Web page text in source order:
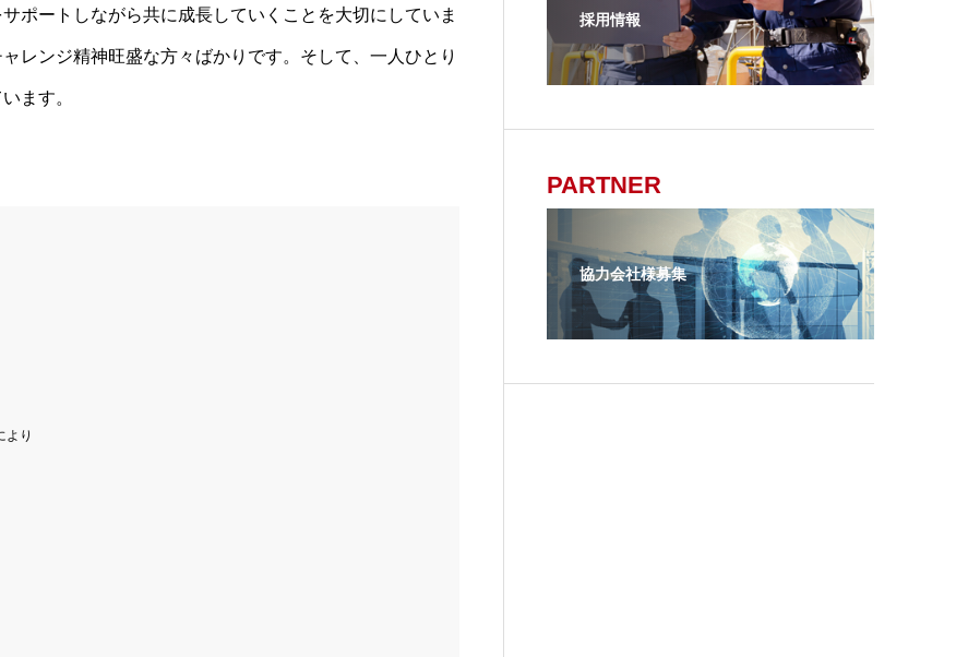
ポートしながら共に成長していくことを大切にしていま
レンジ精神旺盛な方々ばかりです。そして、一人ひとり
ます。
り
採用情報
PARTNER
協力会社様募集